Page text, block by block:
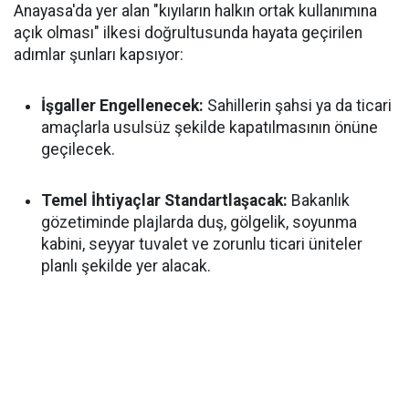
Anayasa'da yer alan "kıyıların halkın ortak kullanımına
açık olması" ilkesi doğrultusunda hayata geçirilen
adımlar şunları kapsıyor:
İşgaller Engellenecek: Sahillerin şahsi ya da ticari
amaçlarla usulsüz şekilde kapatılmasının önüne
geçilecek.
Temel İhtiyaçlar Standartlaşacak: Bakanlık
gözetiminde plajlarda duş, gölgelik, soyunma
kabini, seyyar tuvalet ve zorunlu ticari üniteler
planlı şekilde yer alacak.